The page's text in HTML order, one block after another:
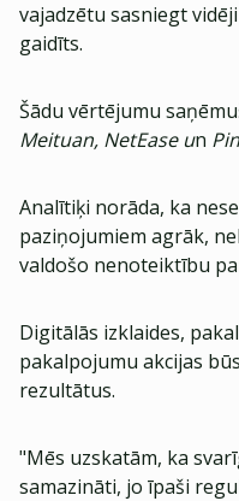
vajadzētu sasniegt
gaidīts.
Šādu vērtējumu
Meituan, NetEase un
Analītiķi norāda, ka
paziņojumiem agrāk,
valdošo nenoteiktību
Digitālās izklaides,
pakalpojumu akcijas
rezultātus.
"Mēs uzskatām, ka
samazināti, jo īpaši